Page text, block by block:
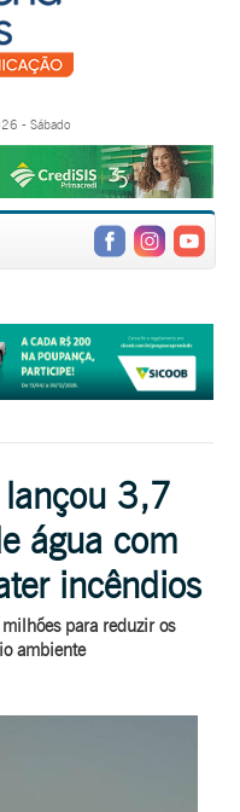
- Sábado
3,7
água com
incêndios
para reduzir os
ambiente